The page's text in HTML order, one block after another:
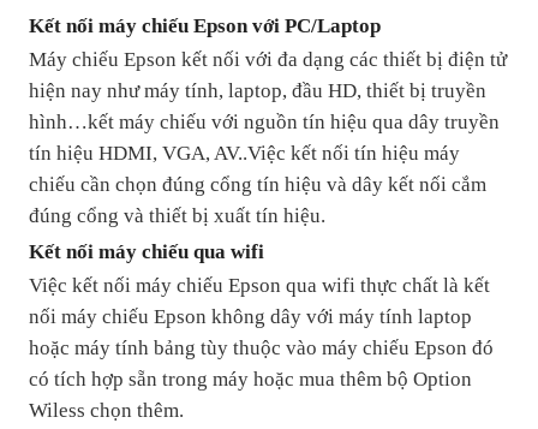
Kết nối máy chiếu Epson với PC/Laptop
Máy chiếu Epson kết nối với đa dạng các thiết bị điện tử
hiện nay như máy tính, laptop, đầu HD, thiết bị truyền
hình…kết máy chiếu với nguồn tín hiệu qua dây truyền
tín hiệu HDMI, VGA, AV..Việc kết nối tín hiệu máy
chiếu cần chọn đúng cổng tín hiệu và dây kết nối cắm
đúng cổng và thiết bị xuất tín hiệu.
Kết nối máy chiếu qua wifi
Việc kết nối máy chiếu Epson qua wifi thực chất là kết
nối máy chiếu Epson không dây với máy tính laptop
hoặc máy tính bảng tùy thuộc vào máy chiếu Epson đó
có tích hợp sẵn trong máy hoặc mua thêm bộ Option
Wiless chọn thêm.